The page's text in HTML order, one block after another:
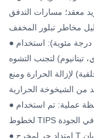
إلى تبريد معقد؛ مسارات التدفق
● أطراف ذات درجة حرارة عالية (200-250 درجة مئوية): استخدام
تيتانيوم) لتجنب التشوه
لإزالة الحرارة ومنع
● ملاحظة عملية: تم استخدام SUS304 وSUS316 على المدى الطويل
● امتداد حر لمخرج T عالي: يمتد إلى 15-20 ملم لاسترخاء الذوبان